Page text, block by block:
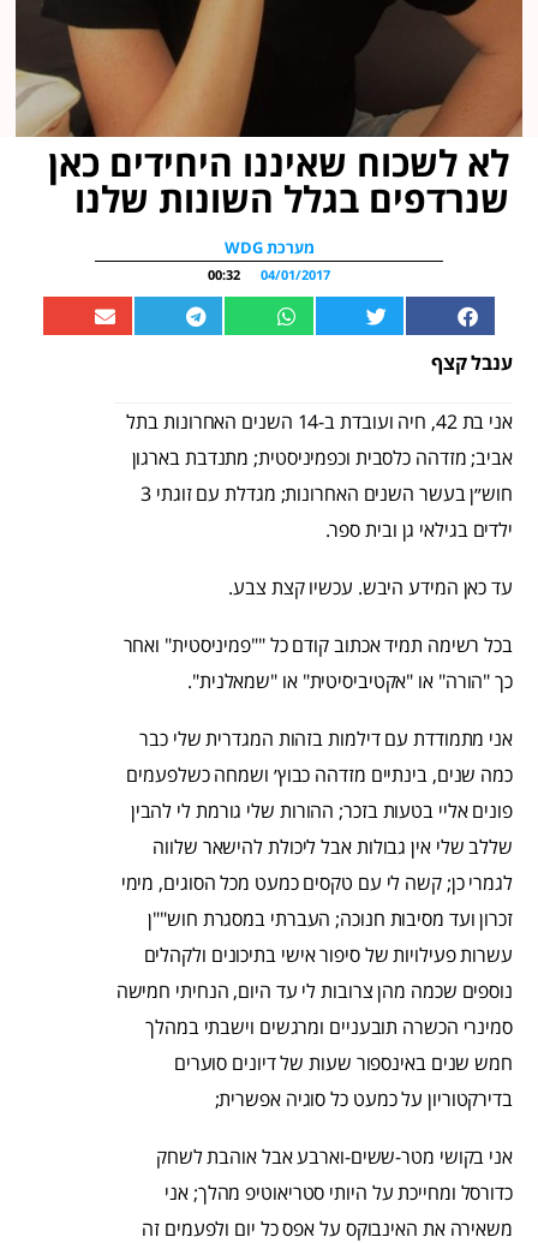
לא לשכוח שאיננו היחידים כאן
שנרדפים בגלל השונות שלנו
מערכת WDG
04/01/2017
00:32
ענבל קצף
אני בת 42, חיה ועובדת ב-14 השנים האחרונות בתל
אביב; מזדהה כלסבית וכפמיניסטית; מתנדבת בארגון
חוש״ן בעשר השנים האחרונות; מגדלת עם זוגתי 3
ילדים בגילאי גן ובית ספר.
עד כאן המידע היבש. עכשיו קצת צבע.
בכל רשימה תמיד אכתוב קודם כל ""פמיניסטית" ואחר
כך "הורה" או "אקטיביסיטית" או "שמאלנית".
אני מתמודדת עם דילמות בזהות המגדרית שלי כבר
כמה שנים, בינתיים מזדהה כבוץ׳ ושמחה כשלפעמים
פונים אליי בטעות בזכר; ההורות שלי גורמת לי להבין
שללב שלי אין גבולות אבל ליכולת להישאר שלווה
לגמרי כן; קשה לי עם טקסים כמעט מכל הסוגים, מימי
זכרון ועד מסיבות חנוכה; העברתי במסגרת חוש""ן
עשרות פעילויות של סיפור אישי בתיכונים ולקהלים
נוספים שכמה מהן צרובות לי עד היום, הנחיתי חמישה
סמינרי הכשרה תובעניים ומרגשים וישבתי במהלך
חמש שנים באינספור שעות של דיונים סוערים
בדירקטוריון על כמעט כל סוגיה אפשרית;
אני בקושי מטר-ששים-וארבע אבל אוהבת לשחק
כדורסל ומחייכת על היותי סטריאוטיפ מהלך; אני
משאירה את האינבוקס על אפס כל יום ולפעמים זה